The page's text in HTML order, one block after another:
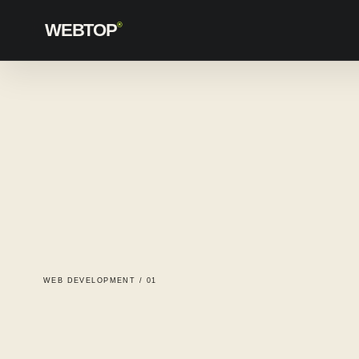
WEBTOP®
WEB DEVELOPMENT / 01